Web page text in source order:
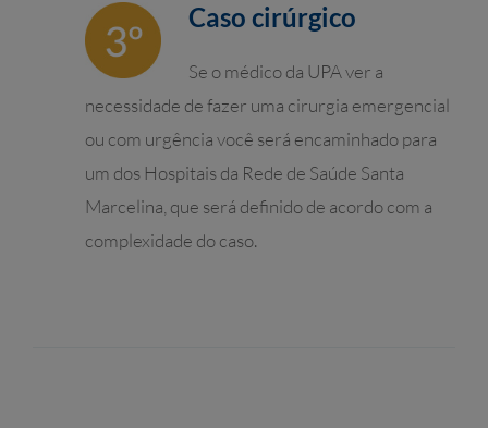
Caso cirúrgico
Se o médico da UPA ver a
necessidade de fazer uma cirurgia emergencial
ou com urgência você será encaminhado para
um dos Hospitais da Rede de Saúde Santa
Marcelina, que será definido de acordo com a
complexidade do caso.